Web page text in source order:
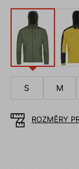
S M
ROZMĚRY